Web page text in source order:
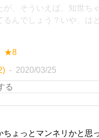
が、そういえば、知世ち
るんでしょう？いや、は
★8
2020/03/25
ちょっとマンネリかと思